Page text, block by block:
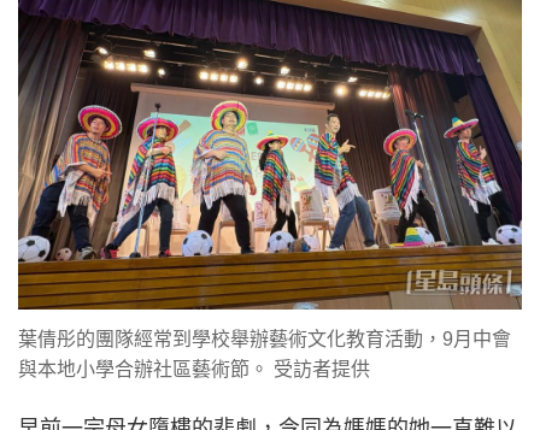
葉倩彤的團隊經常到學校舉辦藝術文化教育活動，9月中會
與本地小學合辦社區藝術節。 受訪者提供